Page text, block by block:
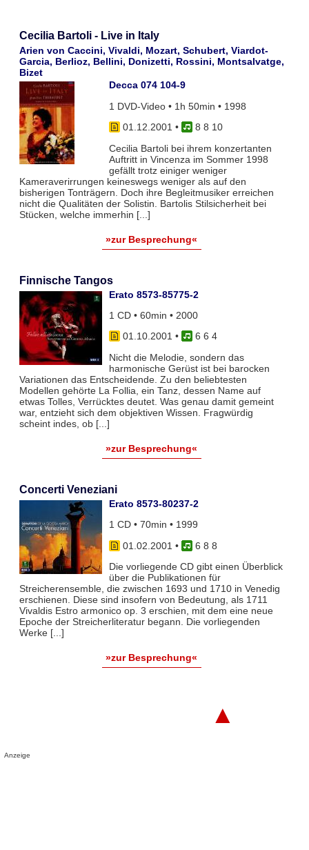
Cecilia Bartoli - Live in Italy
Arien von Caccini, Vivaldi, Mozart, Schubert, Viardot-
Garcia, Berlioz, Bellini, Donizetti, Rossini, Montsalvatge,
Bizet
Decca 074 104-9
1 DVD-Video • 1h 50min • 1998
01.12.2001 •
8 8 10
Cecilia Bartoli bei ihrem konzertanten
Auftritt in Vincenza im Sommer 1998
gefällt trotz einiger weniger
Kameraverirrungen keineswegs weniger als auf den
bisherigen Tonträgern. Doch ihre Begleitmusiker erreichen
nicht die Qualitäten der Solistin. Bartolis Stilsicherheit bei
Stücken, welche immerhin [...]
»zur Besprechung«
Finnische Tangos
Erato 8573-85775-2
1 CD • 60min • 2000
01.10.2001 •
6 6 4
Nicht die Melodie, sondern das
harmonische Gerüst ist bei barocken
Variationen das Entscheidende. Zu den beliebtesten
Modellen gehörte La Follia, ein Tanz, dessen Name auf
etwas Tolles, Verrücktes deutet. Was genau damit gemeint
war, entzieht sich dem objektiven Wissen. Fragwürdig
scheint indes, ob [...]
»zur Besprechung«
Concerti Veneziani
Erato 8573-80237-2
1 CD • 70min • 1999
01.02.2001 •
6 8 8
Die vorliegende CD gibt einen Überblick
über die Publikationen für
Streicherensemble, die zwischen 1693 und 1710 in Venedig
erschienen. Diese sind insofern von Bedeutung, als 1711
Vivaldis Estro armonico op. 3 erschien, mit dem eine neue
Epoche der Streicherliteratur begann. Die vorliegenden
Werke [...]
»zur Besprechung«
▲
Anzeige